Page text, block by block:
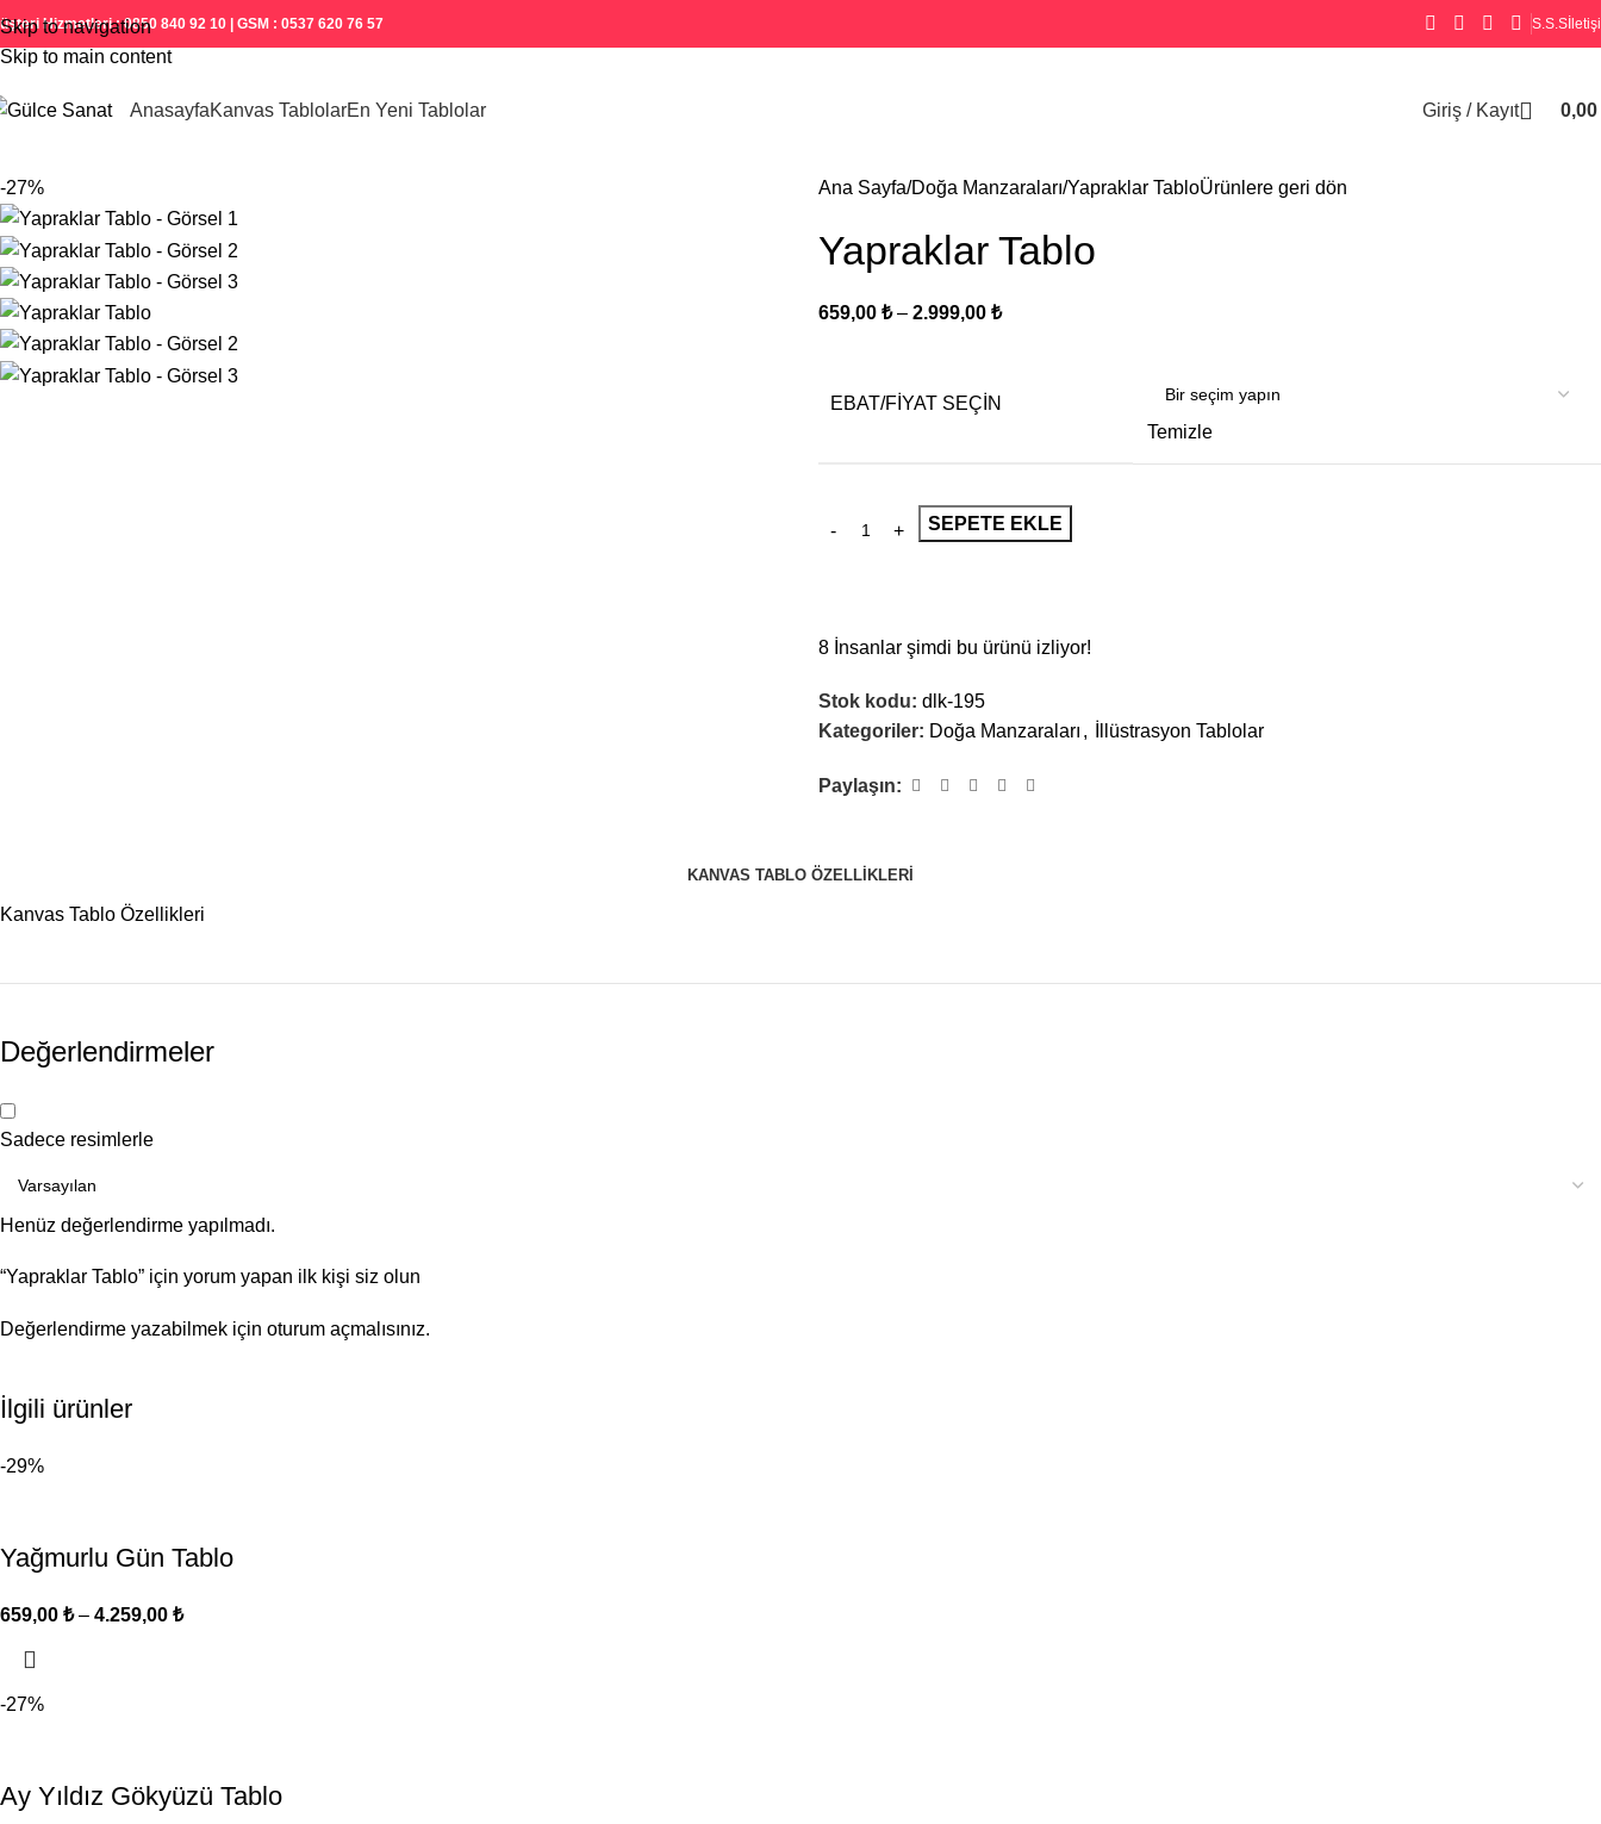
Skip to navigation
Skip to main content
Hizmetleri : 0850 840 92 10 | GSM : 0537 620 76 57 S.S.S
AnasayfaKanvas TablolarEn Yeni Tablolar Giriş / Kayıt 0,00
-27% Ana Sayfa Doğa Manzaraları Yapraklar TabloÜrünlere geri dön
Yapraklar Tablo
659,00 ₺ – 2.999,00 ₺
EBAT/FİYAT SEÇİN
Temizle
SEPETE EKLE
8 İnsanlar şimdi bu ürünü izliyor!
Stok kodu: dlk-195
Kategoriler: Doğa Manzaraları , İllüstrasyon Tablolar
Paylaşın:
KANVAS TABLO ÖZELLIKLERI
Kanvas Tablo Özellikleri
Değerlendirmeler
Sadece resimlerle
Henüz değerlendirme yapılmadı.
“Yapraklar Tablo” için yorum yapan ilk kişi siz olun
Değerlendirme yazabilmek için oturum açmalısınız.
İlgili ürünler
-29%
Yağmurlu Gün Tablo
659,00 ₺ – 4.259,00 ₺
-27%
Ay Yıldız Gökyüzü Tablo